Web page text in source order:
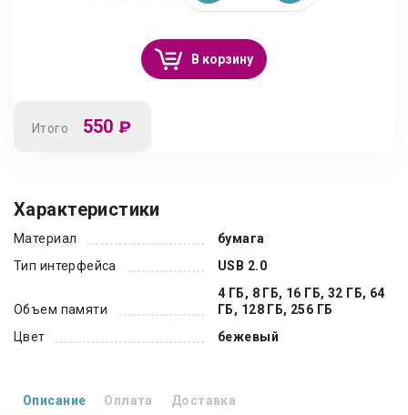
В корзину
Итого 550 ₽
Характеристики
Материал
бумага
Тип интерфейса
USB 2.0
Объем памяти
4 ГБ, 8 ГБ, 16 ГБ, 32 ГБ, 64
ГБ, 128 ГБ, 256 ГБ
Цвет
бежевый
Описание Оплата Доставка